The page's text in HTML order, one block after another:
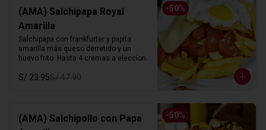
-50%
(AMA) Salchipapa Royal
Amarilla
Salchipapa con frankfurter y papita
amarilla más queso derretido y un
huevo frito. Hasta 4 cremas a eleccion.
S/ 23.95S/ 47.90
-50%
(AMA) Salchipollo con Papa